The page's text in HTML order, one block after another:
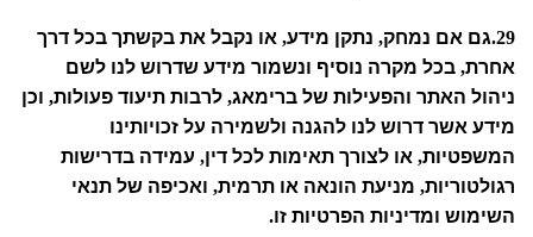
29. גם אם נמחק, נתקן מידע, או נקבל את בקשתך בכל דרך
אחרת, בכל מקרה נוסיף ונשמור מידע שדרוש לנו לשם
ניהול האתר והפעילות של ברימאג, לרבות תיעוד פעולות, וכן
מידע אשר דרוש לנו להגנה ולשמירה על זכויותינו
המשפטיות, או לצורך תאימות לכל דין, עמידה בדרישות
רגולטוריות, מניעת הונאה או תרמית, ואכיפה של תנאי
השימוש ומדיניות הפרטיות זו.